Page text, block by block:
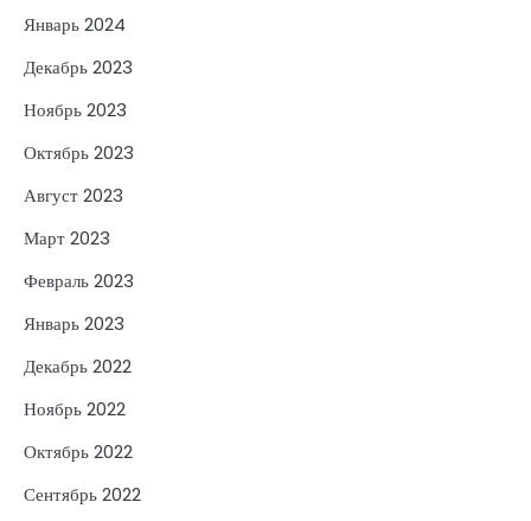
Январь 2024
Декабрь 2023
Ноябрь 2023
Октябрь 2023
Август 2023
Март 2023
Февраль 2023
Январь 2023
Декабрь 2022
Ноябрь 2022
Октябрь 2022
Сентябрь 2022